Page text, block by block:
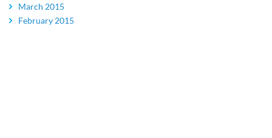
March 2015
February 2015